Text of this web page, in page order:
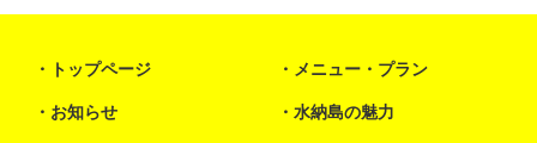
トップページ メニュー・プラン
お知らせ 水納島の魅力